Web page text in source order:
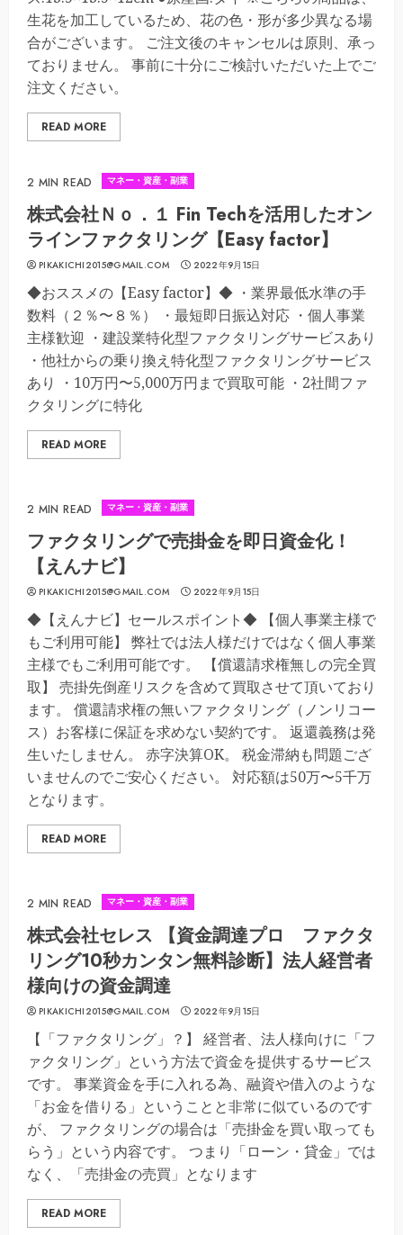
生花を加工しているため、花の色・形が多少異なる場
合がございます。 ご注文後のキャンセルは原則、承っ
ておりません。 事前に十分にご検討いただいた上でご
注文ください。
READ MORE
2 MIN READ マネー・資産・副業
株式会社Ｎｏ．１ Fin Techを活用したオン
ラインファクタリング【Easy factor】
PIKAKICHI2015@GMAIL.COM 2022年9月15日
◆おススメの【Easy factor】◆ ・業界最低水準の手
数料（２％〜８％） ・最短即日振込対応 ・個人事業
主様歓迎 ・建設業特化型ファクタリングサービスあり
・他社からの乗り換え特化型ファクタリングサービス
あり ・10万円〜5,000万円まで買取可能 ・2社間ファ
クタリングに特化
READ MORE
2 MIN READ マネー・資産・副業
ファクタリングで売掛金を即日資金化！
【えんナビ】
PIKAKICHI2015@GMAIL.COM 2022年9月15日
◆【えんナビ】セールスポイント◆ 【個人事業主様で
もご利用可能】 弊社では法人様だけではなく個人事業
主様でもご利用可能です。 【償還請求権無しの完全買
取】 売掛先倒産リスクを含めて買取させて頂いており
ます。 償還請求権の無いファクタリング（ノンリコー
ス）お客様に保証を求めない契約です。 返還義務は発
生いたしません。 赤字決算OK。 税金滞納も問題ござ
いませんのでご安心ください。 対応額は50万〜5千万
となります。
READ MORE
2 MIN READ マネー・資産・副業
株式会社セレス 【資金調達プロ ファクタ
リング10秒カンタン無料診断】法人経営者
様向けの資金調達
PIKAKICHI2015@GMAIL.COM 2022年9月15日
【「ファクタリング」？】 経営者、法人様向けに「フ
ァクタリング」という方法で資金を提供するサービス
です。 事業資金を手に入れる為、融資や借入のような
「お金を借りる」ということと非常に似ているのです
が、 ファクタリングの場合は「売掛金を買い取っても
らう」という内容です。 つまり「ローン・貸金」では
なく、「売掛金の売買」となります
READ MORE